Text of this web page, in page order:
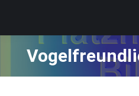
Sie